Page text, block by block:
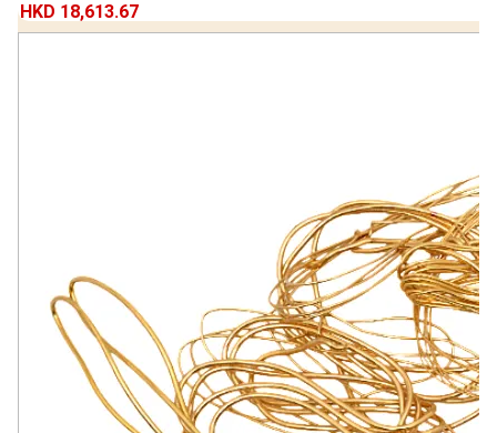
HKD 18,613.67